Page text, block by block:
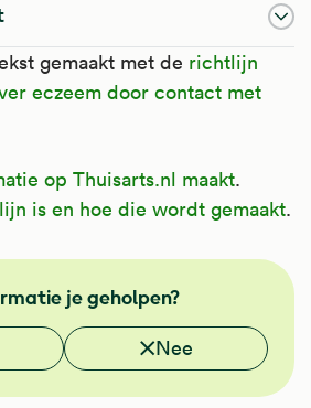
gemaakt met de richtlijn
eczeem door contact met
op Thuisarts.nl maakt.
is en hoe die wordt gemaakt.
je geholpen?
nuttig? Nee